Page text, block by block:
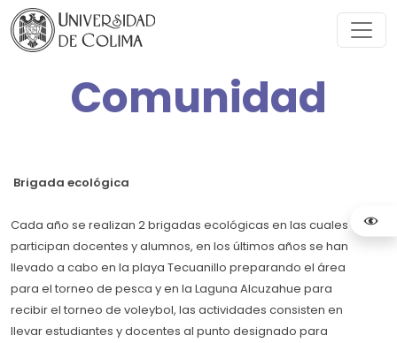
Comunidad
Brigada ecológica
Cada año se realizan 2 brigadas ecológicas en las cuales
participan docentes y alumnos, en los últimos años se han
llevado a cabo en la playa Tecuanillo preparando el área
para el torneo de pesca y en la Laguna Alcuzahue para
recibir el torneo de voleybol, las actividades consisten en
llevar estudiantes y docentes al punto designado para